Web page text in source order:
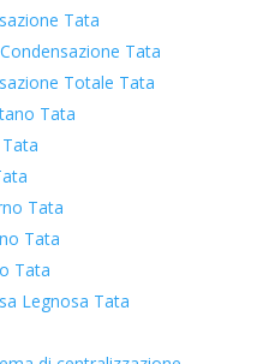
Tata
Tata
Totale Tata
Tata
Tata
Tata
Tata
Legnosa Tata